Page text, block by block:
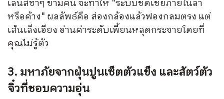
เลนส์ซ้ำๆ ข้ามคืน จะทำให้ "ระบบชดเชยภายในล้า
หรือค้าง" ผลลัพธ์คือ ส่องกล้องแล้วฟองกลมตรง แต่
เส้นเล็งเอียง อ่านค่าระดับเพี้ยนหลุดกระจายโดยที่
คุณไม่รู้ตัว
3. มหาภัยจากฝุ่นปูนเซ็ตตัวแข็ง และสัตว์ตัว
จิ๋วที่ชอบความอุ่น